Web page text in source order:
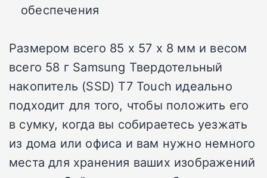
обеспечения
Размером всего 85 x 57 x 8 мм и весом
всего 58 г Samsung Твердотельный
накопитель (SSD) T7 Touch идеально
подходит для того, чтобы положить его
в сумку, когда вы собираетесь уезжать
из дома или офиса и вам нужно немного
места для хранения ваших изображений